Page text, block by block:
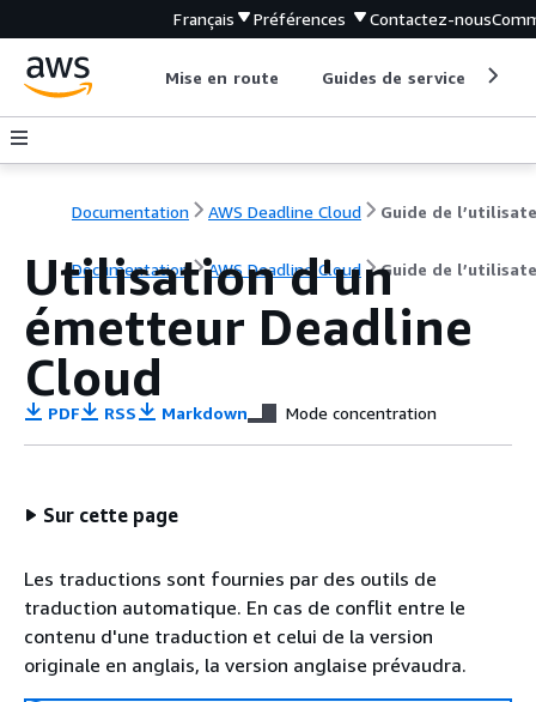
Français Préférences Contactez-nous
Mise en route Guides de service
Documentation AWS Deadline Cloud Guide de
Documentation AWS Deadline Cloud Guide de
Utilisation d'un
émetteur Deadline
Cloud
PDF RSS Markdown Mode concentration
Sur cette page
Les traductions sont fournies par des outils de
traduction automatique. En cas de conflit entre le
contenu d'une traduction et celui de la version
originale en anglais, la version anglaise prévaudra.